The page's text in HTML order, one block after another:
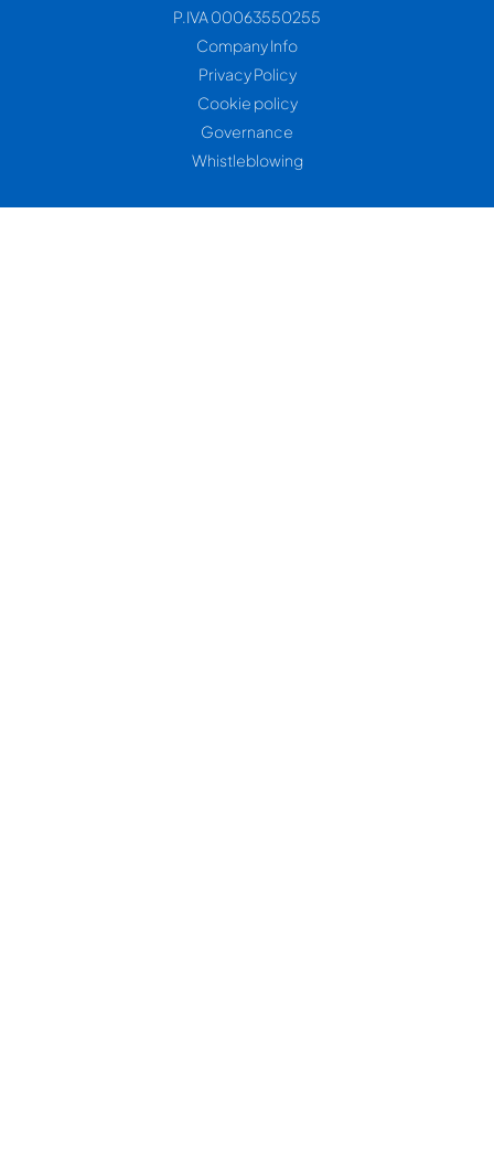
P.IVA 00063550255
Company Info
Privacy Policy
Cookie policy
Governance
Whistleblowing